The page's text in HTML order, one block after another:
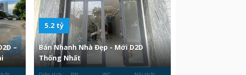
–
5.2 tỷ
Bán Nhanh Nhà Đẹp - Mới D2D
Thống Nhất